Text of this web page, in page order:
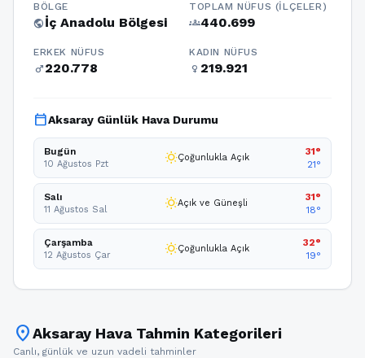
BÖLGE
publicİç Anadolu Bölgesi
TOPLAM NÜFUS (İLÇELER)
groups440.699
ERKEK NÜFUS
male220.778
KADIN NÜFUS
female 219.921
calendar_todayAksaray Günlük Hava Durumu
Bugün
10 Ağustos Pzt wb_sunnyÇoğunlukla Açık
31°
21°
Salı
11 Ağustos Sal wb_sunnyAçık ve Güneşli
31°
18°
Çarşamba
12 Ağustos Çar wb_sunnyÇoğunlukla Açık
32°
19°
location_onAksaray Hava Tahmin Kategorileri
Canlı, günlük ve uzun vadeli tahminler